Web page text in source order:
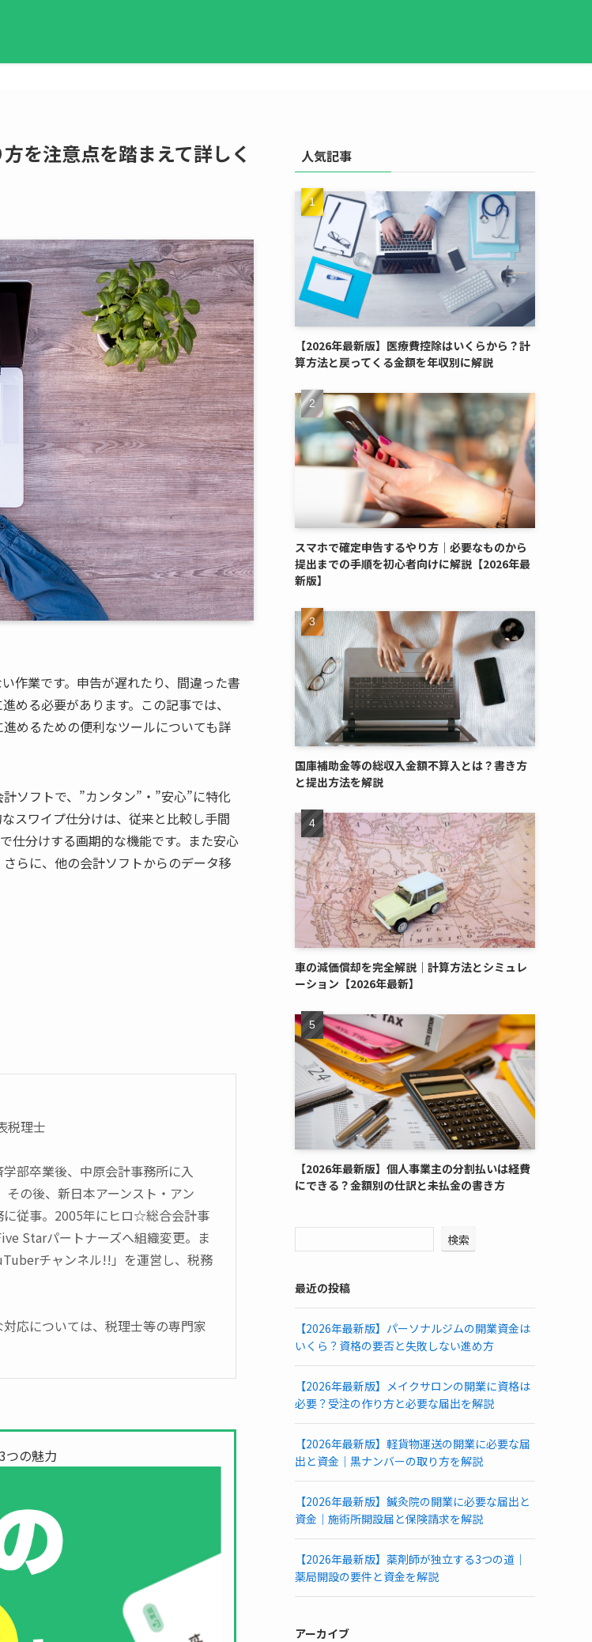
を注意点を踏まえて詳しく
作業です。申告が遅れたり、間違った書
める必要があります。この記事では、
めるための便利なツールについても詳
ソフトで、”カンタン”・”安心”に特化
スワイプ仕分けは、従来と比較し手間
仕分けする画期的な機能です。また安心
らに、他の会計ソフトからのデータ移
税理士
部卒業後、中原会計事務所に入
の後、新日本アーンスト・アン
に従事。2005年にヒロ☆総合会計事
Starパートナーズへ組織変更。ま
チャンネル!!」を運営し、税務
応については、税理士等の専門家
つの魅力
人気記事
【2026年最新版】医療費控除はいくらから？計
算方法と戻ってくる金額を年収別に解説
スマホで確定申告するやり方｜必要なものから
提出までの手順を初心者向けに解説【2026年最
新版】
国庫補助金等の総収入金額不算入とは？書き方
と提出方法を解説
車の減価償却を完全解説｜計算方法とシミュレ
ーション【2026年最新】
【2026年最新版】個人事業主の分割払いは経費
にできる？金額別の仕訳と未払金の書き方
検索
最近の投稿
【2026年最新版】パーソナルジムの開業資金は
いくら？資格の要否と失敗しない進め方
【2026年最新版】メイクサロンの開業に資格は
必要？受注の作り方と必要な届出を解説
【2026年最新版】軽貨物運送の開業に必要な届
出と資金｜黒ナンバーの取り方を解説
【2026年最新版】鍼灸院の開業に必要な届出と
資金｜施術所開設届と保険請求を解説
【2026年最新版】薬剤師が独立する3つの道｜
薬局開設の要件と資金を解説
アーカイブ